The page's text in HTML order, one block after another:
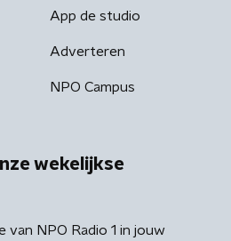
App de studio
Adverteren
NPO Campus
wekelijkse
van NPO Radio 1 in jouw